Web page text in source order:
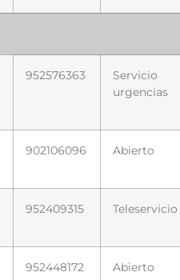
952576363
Servicio
urgencias
902106096 Abierto
952409315 Teleservicio
952448172 Abierto